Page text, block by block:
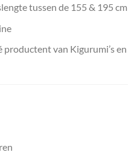
tussen de 155 & 195 cm
productent van Kigurumi’s en